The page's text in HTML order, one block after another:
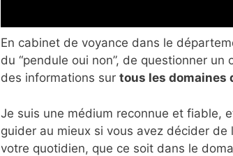
En cabinet de voyance dans le
du “pendule oui non”, de questionner
des informations sur tous les domaines
Je suis une médium reconnue et fiable,
guider au mieux si vous avez décider
votre quotidien, que ce soit dans le